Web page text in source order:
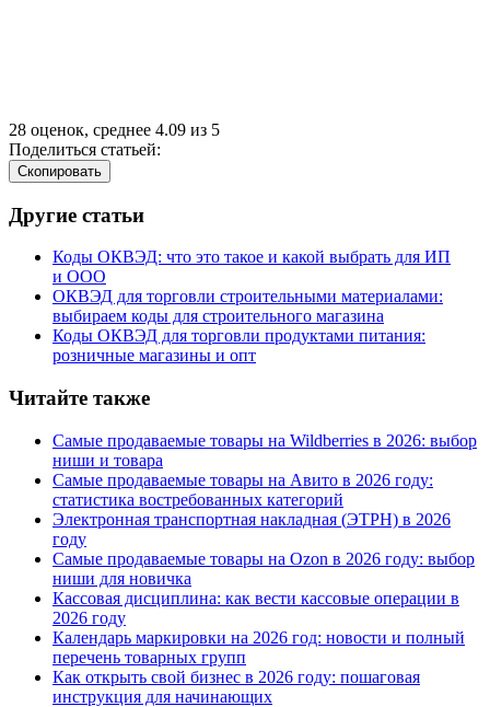
28 оценок, среднее 4.09 из 5
Поделиться статьей:
Cкопировать
Другие статьи
Коды ОКВЭД: что это такое и какой выбрать для ИП
и ООО
ОКВЭД для торговли строительными материалами:
выбираем коды для строительного магазина
Коды ОКВЭД для торговли продуктами питания:
розничные магазины и опт
Читайте также
Самые продаваемые товары на Wildberries в 2026: выбор
ниши и товара
Самые продаваемые товары на Авито в 2026 году:
статистика востребованных категорий
Электронная транспортная накладная (ЭТРН) в 2026
году
Самые продаваемые товары на Ozon в 2026 году: выбор
ниши для новичка
Кассовая дисциплина: как вести кассовые операции в
2026 году
Календарь маркировки на 2026 год: новости и полный
перечень товарных групп
Как открыть свой бизнес в 2026 году: пошаговая
инструкция для начинающих